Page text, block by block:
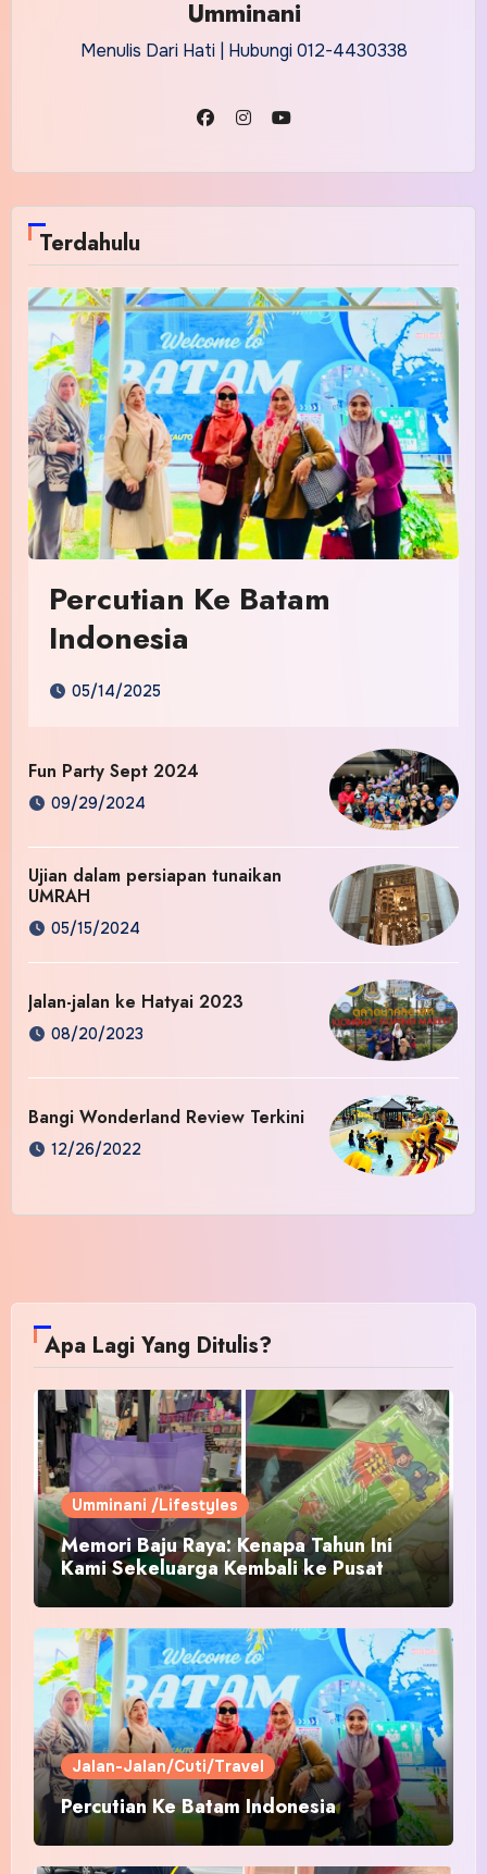
Umminani
Menulis Dari Hati | Hubungi 012-4430338
Terdahulu
Percutian Ke Batam
Indonesia
05/14/2025
Fun Party Sept 2024
09/29/2024
Ujian dalam persiapan tunaikan
UMRAH
05/15/2024
Jalan-jalan ke Hatyai 2023
08/20/2023
Bangi Wonderland Review Terkini
12/26/2022
Apa Lagi Yang Ditulis?
Umminani /Lifestyles
Memori Baju Raya: Kenapa Tahun Ini
Kami Sekeluarga Kembali ke Pusat
Pakaian Hari-Hari?
Jalan-Jalan/Cuti/Travel
Percutian Ke Batam Indonesia